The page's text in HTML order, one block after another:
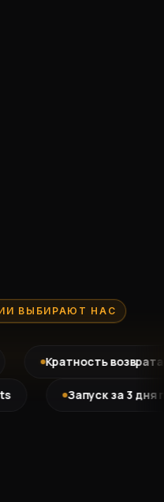
ВЫБИРАЮТ НАС
Кратность возврата ×14
Запуск за